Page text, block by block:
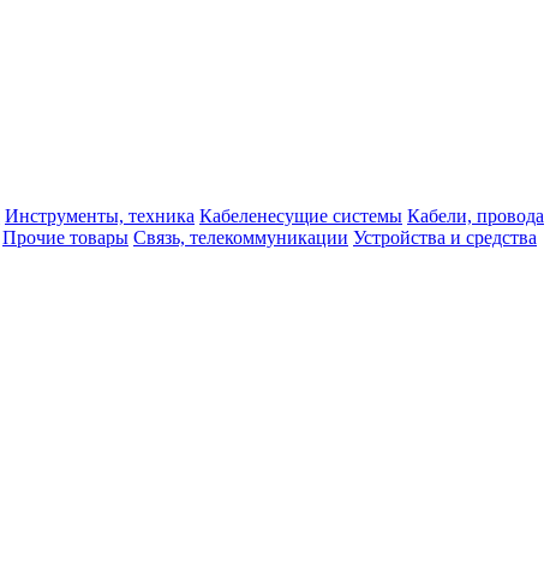
Инструменты, техника Кабеленесущие системы Кабели, провода
Прочие товары Связь, телекоммуникации Устройства и средства